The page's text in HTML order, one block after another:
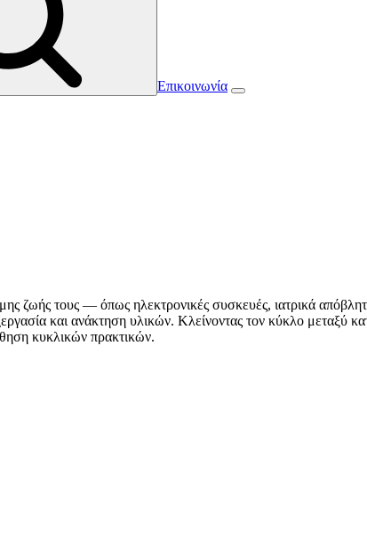
Επικοινωνία
ζωής τους — όπως ηλεκτρονικές συσκευές, ιατρικά
και ανάκτηση υλικών. Κλείνοντας τον κύκλο μεταξύ
κυκλικών πρακτικών.